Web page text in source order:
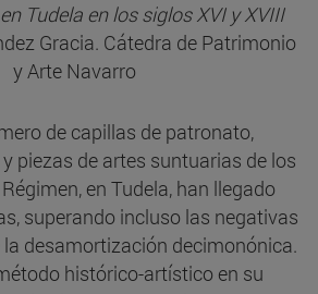
Tudela en los siglos XVI y XVIII
Gracia. Cátedra de Patrimonio
y Arte Navarro
de capillas de patronato,
piezas de artes suntuarias de los
en Tudela, han llegado
superando incluso las negativas
desamortización decimonónica.
histórico-artístico en su